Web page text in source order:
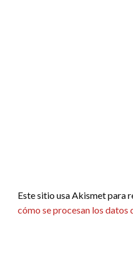
Este sitio usa Akismet para
cómo se procesan los datos